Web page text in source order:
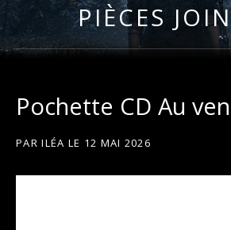
É
A
PIÈCES
Pochette CD Au
PARILÉA LE 12 MAI 2026